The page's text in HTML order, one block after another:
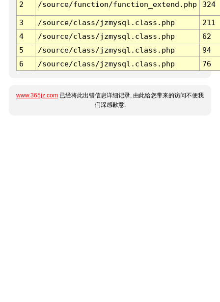
2 /source/function/function_extend.php 324
3 /source/class/jzmysql.class.php
211
4
/source/class/jzmysql.class.php
62
5
/source/class/jzmysql.class.php
94
6
/source/class/jzmysql.class.php 76
www.365jz.com 已经将此出错信息详细记录, 由此给您带来的访问不便我
们深感歉意.